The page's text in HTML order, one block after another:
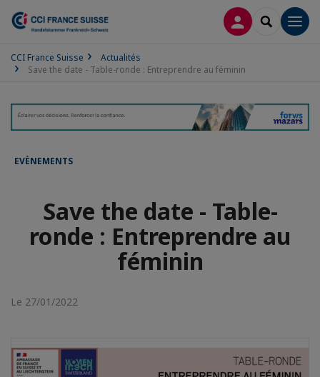
CONNEXION
CCI France Suisse
Actualités
Save the date - Table-ronde : Entreprendre au féminin
EVÈNEMENTS
Save the date - Table-
ronde : Entreprendre au
féminin
Le 27/01/2022